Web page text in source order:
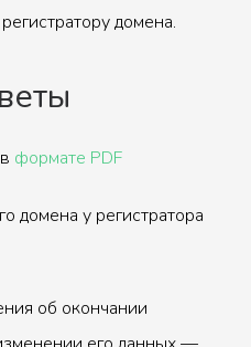
домена.
формате PDF
домена у регистратора
об окончании